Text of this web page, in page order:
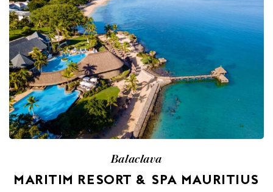
Balaclava
MARITIM RESORT & SPA MAURITIUS